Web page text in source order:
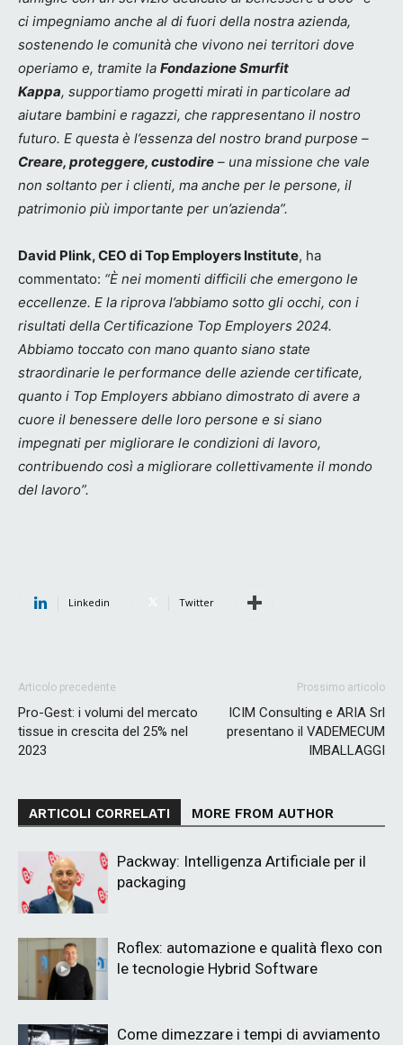
ci impegniamo anche al di fuori della nostra azienda,
sostenendo le comunità che vivono nei territori dove
operiamo e, tramite la Fondazione Smurfit
Kappa, supportiamo progetti mirati in particolare ad
aiutare bambini e ragazzi, che rappresentano il nostro
futuro. E questa è l’essenza del nostro brand purpose –
Creare, proteggere, custodire – una missione che vale
non soltanto per i clienti, ma anche per le persone, il
patrimonio più importante per un’azienda”.
David Plink, CEO di Top Employers Institute, ha
commentato: “È nei momenti difficili che emergono le
eccellenze. E la riprova l’abbiamo sotto gli occhi, con i
risultati della Certificazione Top Employers 2024.
Abbiamo toccato con mano quanto siano state
straordinarie le performance delle aziende certificate,
quanto i Top Employers abbiano dimostrato di avere a
cuore il benessere delle loro persone e si siano
impegnati per migliorare le condizioni di lavoro,
contribuendo così a migliorare collettivamente il mondo
del lavoro”.
Linkedin Twitter
Articolo precedente
Pro-Gest: i volumi del mercato
tissue in crescita del 25% nel
2023
Prossimo articolo
ICIM Consulting e ARIA Srl
presentano il VADEMECUM
IMBALLAGGI
ARTICOLI CORRELATI MORE FROM AUTHOR
Packway: Intelligenza Artificiale per il
packaging
Roflex: automazione e qualità flexo con
le tecnologie Hybrid Software
Come dimezzare i tempi di avviamento